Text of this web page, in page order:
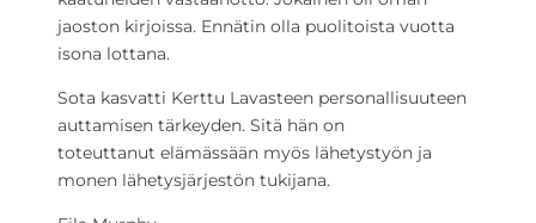
jaoston kirjoissa. Ennätin olla puolitoista vuotta
isona lottana.
Sota kasvatti Kerttu Lavasteen personallisuuteen
auttamisen tärkeyden. Sitä hän on
toteuttanut elämässään myös lähetystyön ja
monen lähetysjärjestön tukijana.